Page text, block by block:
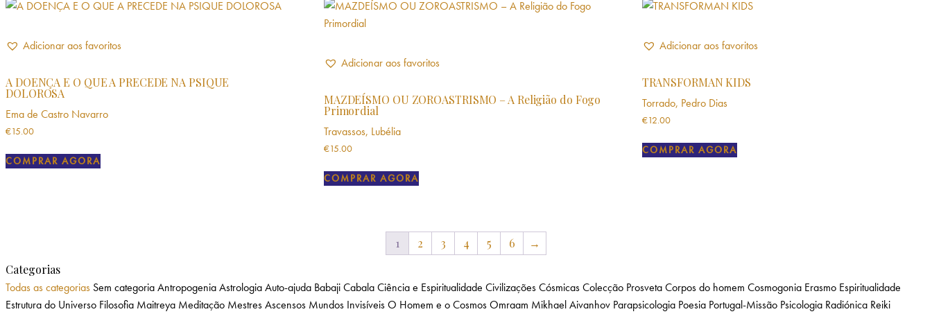
Adicionar aos favoritos
A DOENÇA E O QUE A PRECEDE NA PSIQUE
DOLOROSA
Ema de Castro Navarro
€15.00
COMPRAR AGORA
Adicionar aos favoritos
MAZDEÍSMO OU ZOROASTRISMO – A Religião do Fogo
Primordial
Travassos, Lubélia
€15.00
COMPRAR AGORA
Adicionar aos favoritos
TRANSFORMAN KIDS
Torrado, Pedro Dias
€12.00
COMPRAR AGORA
1 2 3 4 5 6
→
Categorias
Todas as categorias Sem categoriaAntropogeniaAstrologiaAuto-ajuda BabajiCabalaCiência e Espiritualidade Civilizações CósmicasColecção ProsvetaCorpos do homem Cosmogonia Erasmo Espiritualidade
Estrutura do Universo Filosofia Maitreya Meditação Mestres Ascensos Mundos InvisíveisO Homem e o CosmosOmraam Mikhael Aivanhov Parapsicologia Poesia Portugal-Missão Psicologia Radiónica Reiki